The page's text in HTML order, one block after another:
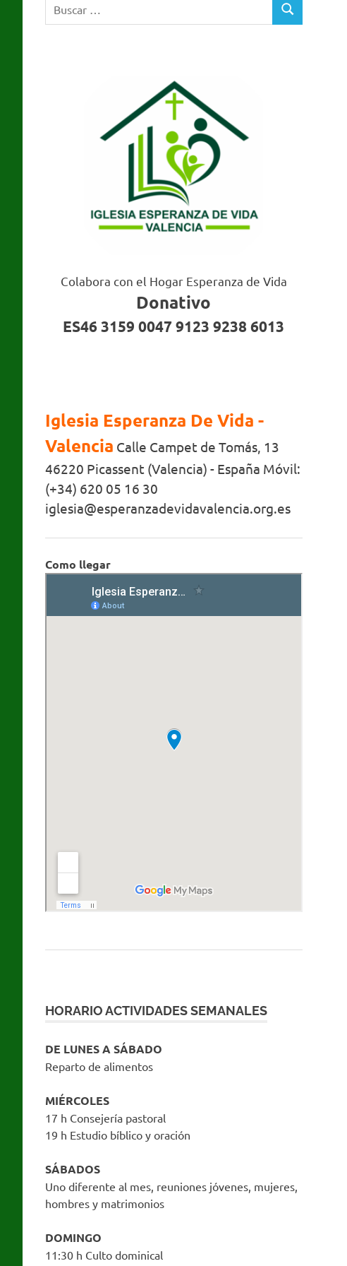
Valencia
BUSCAR
Colabora con el Hogar Esperanza de Vida
Donativo
ES46 3159 0047 9123 9238 6013
Iglesia Esperanza De Vida -
Valencia Calle Campet de Tomás, 13
46220 Picassent (Valencia) - España Móvil:
(+34) 620 05 16 30
iglesia@esperanzadevidavalencia.org.es
Como llegar
HORARIO ACTIVIDADES SEMANALES
DE LUNES A SÁBADO
Reparto de alimentos
MIÉRCOLES
17 h Consejería pastoral
19 h Estudio bíblico y oración
SÁBADOS
Uno diferente al mes, reuniones jóvenes, mujeres,
hombres y matrimonios
DOMINGO
11:30 h Culto dominical